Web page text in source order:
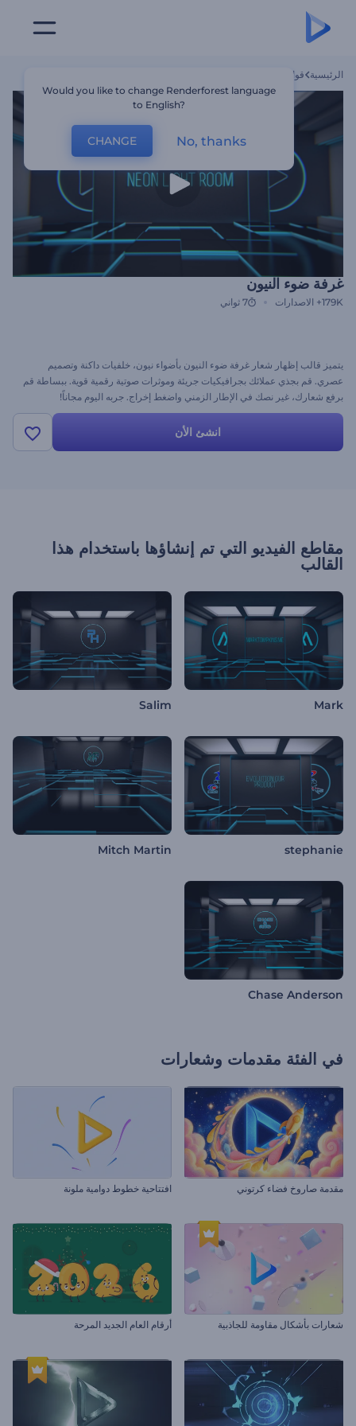
الرئيسية قوالب
غرفة ضوء النيون
179K+ الاصدارات 7 ثواني
يتميز قالب إظهار شعار غرفة ضوء النيون بأضواء نيون، خلفيات داكنة وتصميم
عصري. قم بجذي عملائك بجرافيكيات جريئة وموثرات صوتية رقمية قوية. ببساطة قم
برفع شعارك، غير نصك في الإطار الزمني واضغط إخراج. جربه اليوم مجاناً!
انشئ الأن
مقاطع الفيديو التي تم إنشاؤها باستخدام هذا
القالب
Mark
Salim
stephanie
Mitch Martin
Chase Anderson
في الفئة مقدمات وشعارات
مقدمة صاروخ فضاء كرتوني افتتاحية خطوط دوامية ملونة
شعارات بأشكال مقاومة للجاذبية أرقام العام الجديد المرحة
Would you like to change Renderforest language
to English?
CHANGE No, thanks